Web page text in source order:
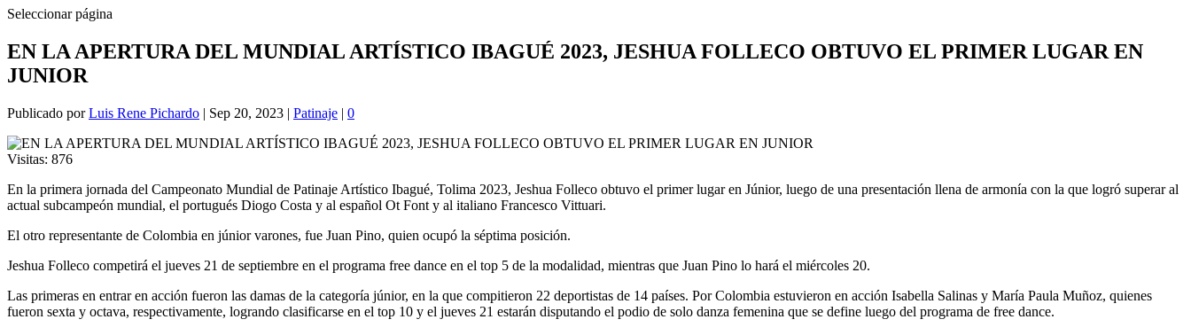
Seleccionar página
EN LA APERTURA DEL MUNDIAL ARTÍSTICO IBAGUÉ 2023, JESHUA FOLLECO OBTUVO EL PRIMER LUGAR EN
JUNIOR
Publicado porLuis Rene Pichardo | Sep 20, 2023 | Patinaje | 0
Visitas: 876
En la primera jornada del Campeonato Mundial de Patinaje Artístico Ibagué, Tolima 2023, Jeshua Folleco obtuvo el primer lugar en Júnior, luego de una presentación llena de armonía con la que logró superar al
actual subcampeón mundial, el portugués Diogo Costa y al español Ot Font y al italiano Francesco Vittuari.
El otro representante de Colombia en júnior varones, fue Juan Pino, quien ocupó la séptima posición.
Jeshua Folleco competirá el jueves 21 de septiembre en el programa free dance en el top 5 de la modalidad, mientras que Juan Pino lo hará el miércoles 20.
Las primeras en entrar en acción fueron las damas de la categoría júnior, en la que compitieron 22 deportistas de 14 países. Por Colombia estuvieron en acción Isabella Salinas y María Paula Muñoz, quienes
fueron sexta y octava, respectivamente, logrando clasificarse en el top 10 y el jueves 21 estarán disputando el podio de solo danza femenina que se define luego del programa de free dance.